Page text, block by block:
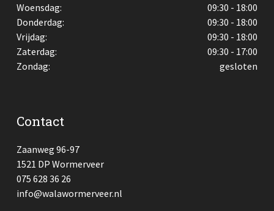
Woensdag:
09:30 - 18:00
Donderdag:
09:30 - 18:00
Vrijdag:
09:30 - 18:00
Zaterdag:
09:30 - 17:00
Zondag:
gesloten
Contact
Zaanweg 96-97
1521 DP Wormerveer
075 628 36 26
info@walawormerveer.nl